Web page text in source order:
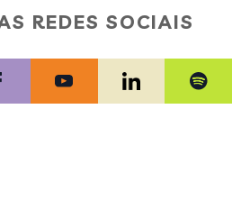
REDES SOCIAIS